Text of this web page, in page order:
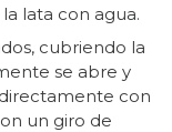
lata con agua.
cubriendo la
se abre y
con
un giro de